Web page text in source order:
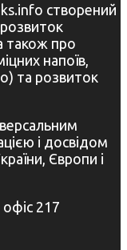
створений
розвиток
також про
напоїв,
та розвиток
і досвідом
Європи і
217